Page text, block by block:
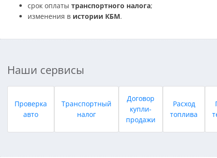
срок оплаты транспортного налога;
изменения в истории КБМ.
Наши сервисы
Проверка
авто
Транспортный
налог
Договор
купли-
продажи
Расход
топлива